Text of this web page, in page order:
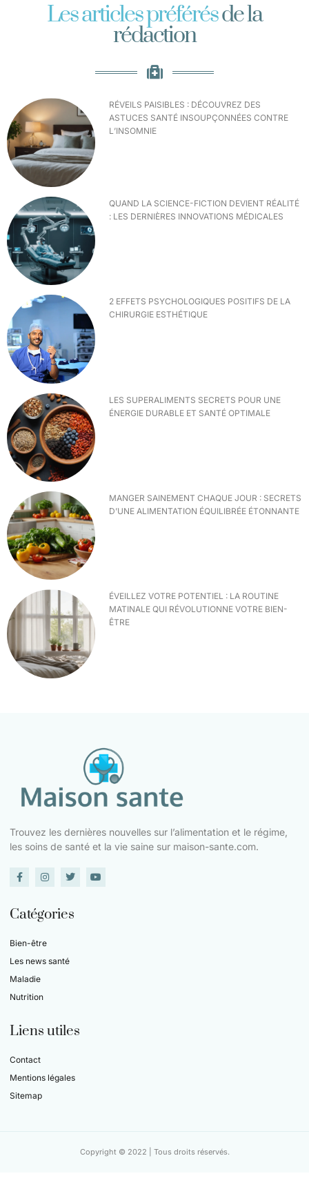
Les articles préférésde la
rédaction
RÉVEILS PAISIBLES : DÉCOUVREZ DES
ASTUCES SANTÉ INSOUPÇONNÉES CONTRE
L’INSOMNIE
QUAND LA SCIENCE-FICTION DEVIENT RÉALITÉ
: LES DERNIÈRES INNOVATIONS MÉDICALES
2 EFFETS PSYCHOLOGIQUES POSITIFS DE LA
CHIRURGIE ESTHÉTIQUE
LES SUPERALIMENTS SECRETS POUR UNE
ÉNERGIE DURABLE ET SANTÉ OPTIMALE
MANGER SAINEMENT CHAQUE JOUR : SECRETS
D’UNE ALIMENTATION ÉQUILIBRÉE ÉTONNANTE
ÉVEILLEZ VOTRE POTENTIEL : LA ROUTINE
MATINALE QUI RÉVOLUTIONNE VOTRE BIEN-
ÊTRE
Trouvez les dernières nouvelles sur l’alimentation et le régime,
les soins de santé et la vie saine sur maison-sante.com.
Catégories
Bien-être
Les news santé
Maladie
Nutrition
Liens utiles
Contact
Mentions légales
Sitemap
Copyright © 2022 | Tous droits réservés.